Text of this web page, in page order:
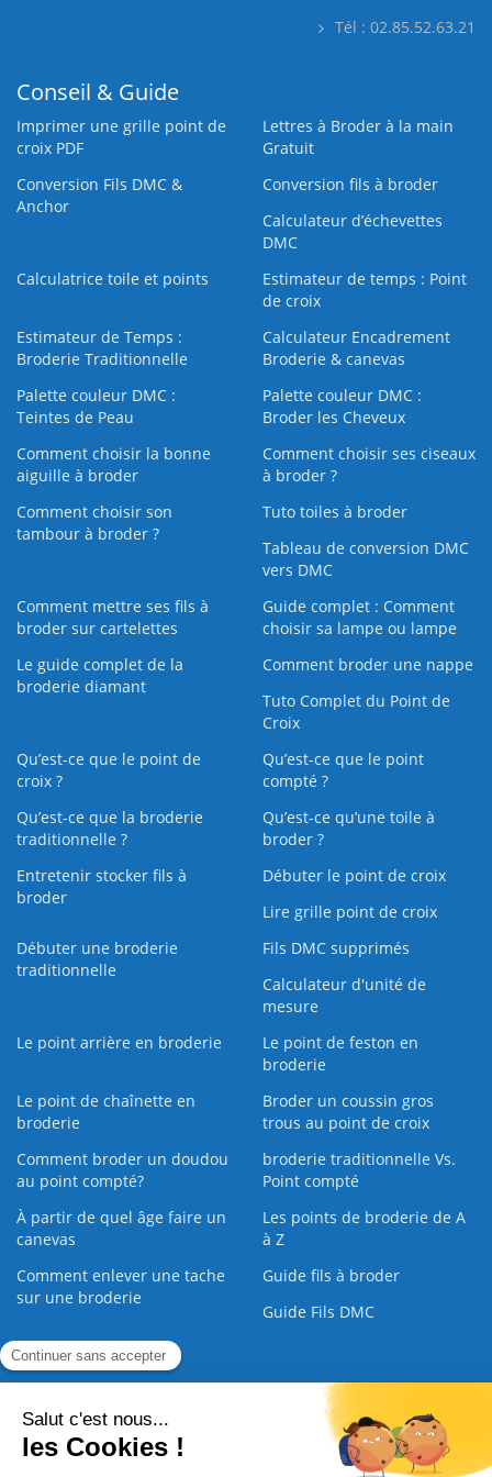
Tél : 02.85.52.63.21
Conseil & Guide
Imprimer une grille point de
croix PDF
Lettres à Broder à la main
Gratuit
Conversion Fils DMC &
Anchor
Conversion fils à broder
Calculateur d’échevettes
DMC
Calculatrice toile et points
Estimateur de temps : Point
de croix
Estimateur de Temps :
Broderie Traditionnelle
Calculateur Encadrement
Broderie & canevas
Palette couleur DMC :
Teintes de Peau
Palette couleur DMC :
Broder les Cheveux
Comment choisir la bonne
aiguille à broder
Comment choisir ses ciseaux
à broder ?
Comment choisir son
tambour à broder ?
Tuto toiles à broder
Tableau de conversion DMC
vers DMC
Comment mettre ses fils à
broder sur cartelettes
Guide complet : Comment
choisir sa lampe ou lampe
Le guide complet de la
broderie diamant
Comment broder une nappe
Tuto Complet du Point de
Croix
Qu’est-ce que le point de
croix ?
Qu’est-ce que le point
compté ?
Qu’est-ce que la broderie
traditionnelle ?
Qu’est‑ce qu’une toile à
broder ?
Entretenir stocker fils à
broder
Débuter le point de croix
Lire grille point de croix
Débuter une broderie
traditionnelle
Fils DMC supprimés
Calculateur d'unité de
mesure
Le point arrière en broderie
Le point de feston en
broderie
Le point de chaînette en
broderie
Broder un coussin gros
trous au point de croix
Comment broder un doudou
au point compté?
broderie traditionnelle Vs.
Point compté
À partir de quel âge faire un
canevas
Les points de broderie de A
à Z
Comment enlever une tache
sur une broderie
Guide fils à broder
Guide Fils DMC
Guide de la Broderie
Nous contacter |